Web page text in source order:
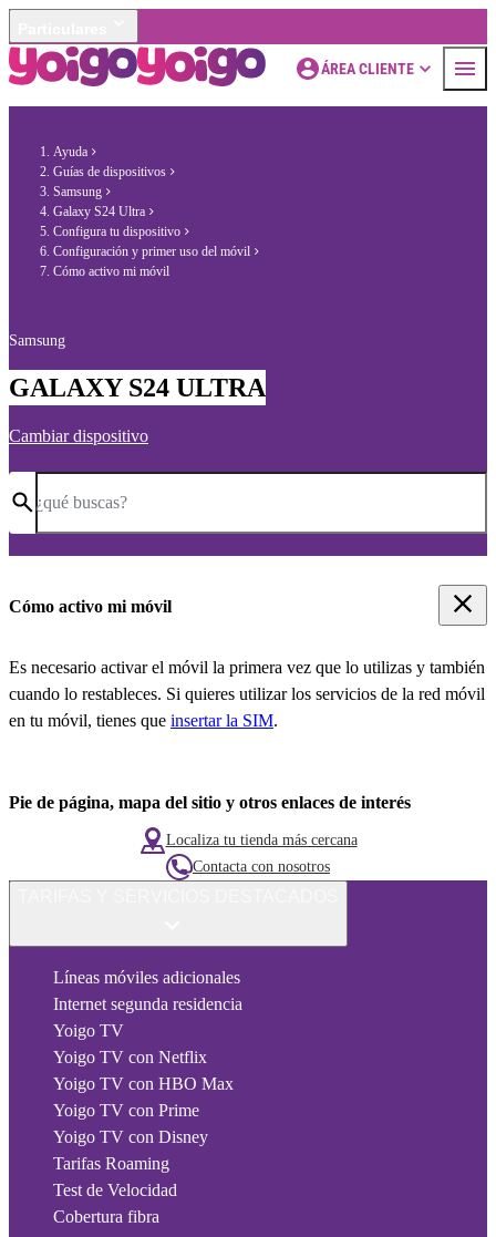
ÁREA CLIENTE
Ayuda
Guías de dispositivos
Samsung
Galaxy S24 Ultra
Configura tu dispositivo
Configuración y primer uso del móvil
Cómo activo mi móvil
Samsung
GALAXY S24 ULTRA
Cambiar dispositivo
¿qué buscas?
Cómo activo mi móvil
Es necesario activar el móvil la primera vez que lo utilizas y también
cuando lo restableces. Si quieres utilizar los servicios de la red móvil
en tu móvil, tienes que insertar la SIM.
Pie de página, mapa del sitio y otros enlaces de interés
Localiza tu tienda más cercana
Contacta con nosotros
Líneas móviles adicionales
Internet segunda residencia
Yoigo TV
Yoigo TV con Netflix
Yoigo TV con HBO Max
Yoigo TV con Prime
Yoigo TV con Disney
Tarifas Roaming
Test de Velocidad
Cobertura fibra